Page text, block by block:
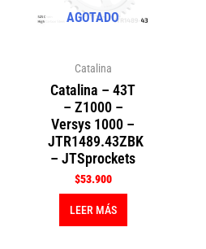
AGOTADO
Catalina
Catalina – 43T
– Z1000 –
Versys 1000 –
JTR1489.43ZBK
– JTSprockets
$53.900
LEER MÁS